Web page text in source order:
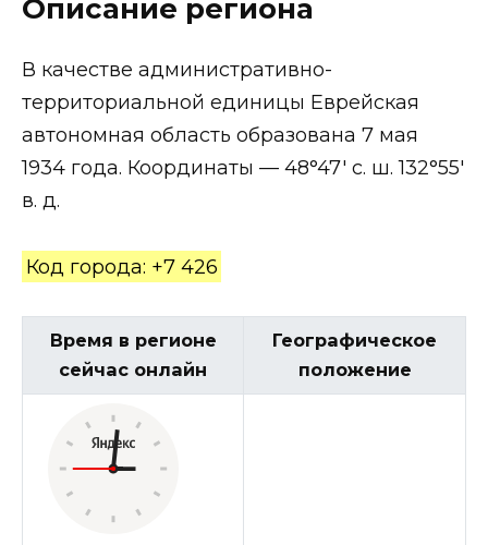
Описание региона
В качестве административно-
территориальной единицы Еврейская
автономная область образована 7 мая
1934 года. Координаты — 48°47′ с. ш. 132°55′
в. д.
Код города: +7 426
Время в регионе
сейчас онлайн
Географическое
положение